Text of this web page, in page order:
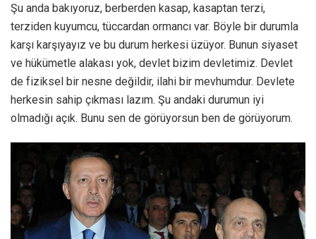
Şu anda bakıyoruz, berberden kasap, kasaptan terzi,
terziden kuyumcu, tüccardan ormancı var. Böyle bir durumla
karşı karşıyayız ve bu durum herkesi üzüyor. Bunun siyaset
ve hükümetle alakası yok, devlet bizim devletimiz. Devlet
de fiziksel bir nesne değildir, ilahi bir mevhumdur. Devlete
herkesin sahip çıkması lazım. Şu andaki durumun iyi
olmadığı açık. Bunu sen de görüyorsun ben de görüyorum.